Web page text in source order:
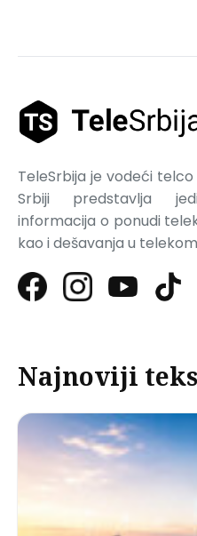
TeleSrbija je vodeći
Srbiji predstavlja
informacija o ponudi
kao i dešavanja u
Najnoviji